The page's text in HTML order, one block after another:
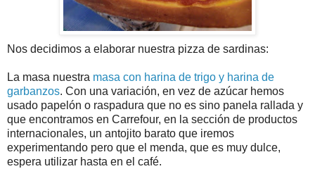
Nos decidimos a elaborar nuestra pizza de sardinas:
La masa nuestra masa con harina de trigo y harina de
garbanzos. Con una variación, en vez de azúcar hemos
usado papelón o raspadura que no es sino panela rallada y
que encontramos en Carrefour, en la sección de productos
internacionales, un antojito barato que iremos
experimentando pero que el menda, que es muy dulce,
espera utilizar hasta en el café.